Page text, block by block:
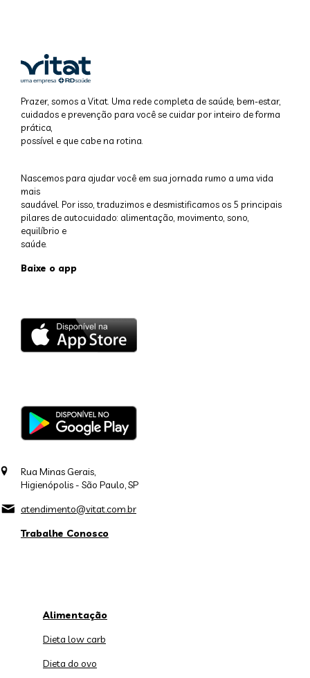
Prazer, somos a Vitat. Uma rede completa de saúde, bem-estar,
cuidados e prevenção para você se cuidar por inteiro de forma
prática,
possível e que cabe na rotina.
Nascemos para ajudar você em sua jornada rumo a uma vida
mais
saudável. Por isso, traduzimos e desmistificamos os 5 principais
pilares de autocuidado: alimentação, movimento, sono,
equilíbrio e
saúde.
Baixe o app
Rua Minas Gerais,
Higienópolis - São Paulo, SP
atendimento@vitat.com.br
Trabalhe Conosco
Alimentação
Dieta low carb
Dieta do ovo